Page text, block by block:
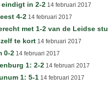
eindigt in 2-2 14 februari 2017
4-2 14 februari 2017
met 1-2 van de Leidse
te kort 14 februari 2017
0-2 14 februari 2017
1: 2-2 14 februari 2017
1: 5-1 14 februari 2017